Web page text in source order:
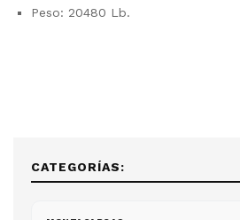
Peso: 20480 Lb.
CATEGORÍAS: